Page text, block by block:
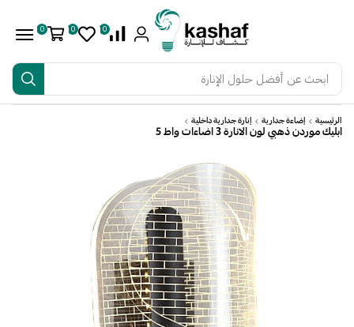
ابحث عن أفضل حلول الإنارة
0
0
0
الرئيسية إضاءة جدارية إنارة جدارية داخلية
ابليك موردن ذهبي لون الانارة 3 اضاءات واط 5